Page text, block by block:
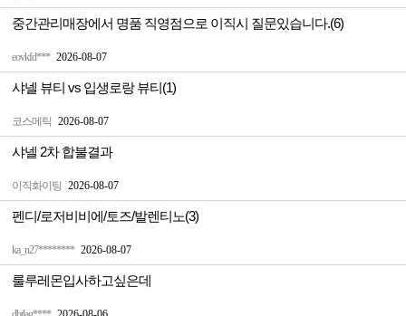
eovkfd*** 2026-08-07
중간관리매장에서 명품 직영점으로 이직시 질문있습니다.(6)
코스메틱 2026-08-07
샤넬 뷰티 vs 입생로랑 뷰티(1)
이직화이팅 2026-08-07
샤넬 2차 합불결과
ka_n27******** 2026-08-07
펜디/로저비비에/토즈/발렌티노(3)
룰루레몬입사하고싶은데